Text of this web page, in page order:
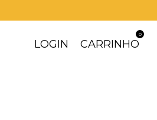
LOGIN CARRINHO
0